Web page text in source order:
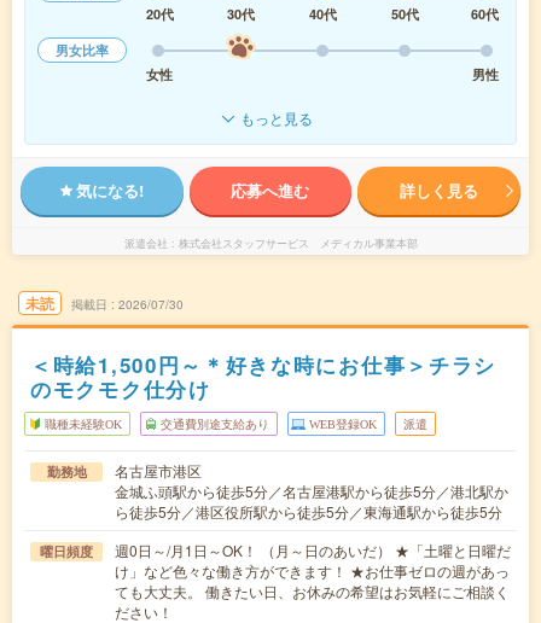
20代
30代 40代 50代
60代
男女比率
女性
男性
もっと見る
気になる! 応募へ進む 詳しく見る
派遣会社 株式会社スタッフサービス メディカル事業本部
未読 掲載日 2026/07/30
＜時給1,500円～＊好きな時にお仕事＞チラシ
のモクモク仕分け
職種未経験OK 交通費別途支給あり WEB登録OK 派遣
勤務地
名古屋市港区
金城ふ頭駅から徒歩5分／名古屋港駅から徒歩5分／港北駅か
ら徒歩5分／港区役所駅から徒歩5分／東海通駅から徒歩5分
曜日頻度
週0日～/月1日～OK！ （月～日のあいだ） ★「土曜と日曜だ
け」など色々な働き方ができます！ ★お仕事ゼロの週があっ
ても大丈夫。 働きたい日、お休みの希望はお気軽にご相談く
ださい！